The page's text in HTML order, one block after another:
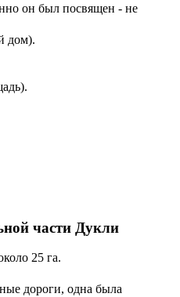
он был посвящен - не
дом).
части Дукли
25 га.
дороги, одна была